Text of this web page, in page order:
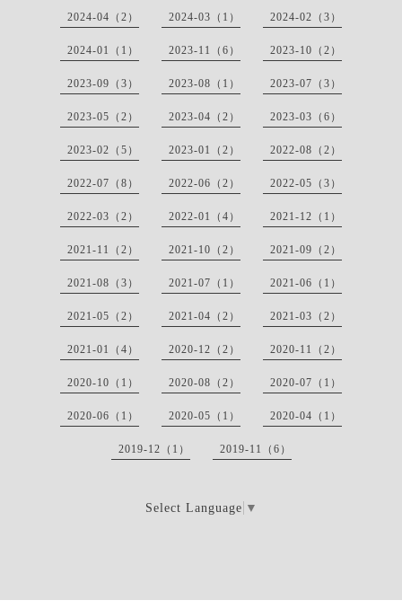
2024-04（2） 2024-03（1） 2024-02（3）
2024-01（1） 2023-11（6） 2023-10（2）
2023-09（3） 2023-08（1） 2023-07（3）
2023-05（2） 2023-04（2） 2023-03（6）
2023-02（5） 2023-01（2） 2022-08（2）
2022-07（8） 2022-06（2） 2022-05（3）
2022-03（2） 2022-01（4） 2021-12（1）
2021-11（2） 2021-10（2） 2021-09（2）
2021-08（3） 2021-07（1） 2021-06（1）
2021-05（2） 2021-04（2） 2021-03（2）
2021-01（4） 2020-12（2） 2020-11（2）
2020-10（1） 2020-08（2） 2020-07（1）
2020-06（1） 2020-05（1） 2020-04（1）
2019-12（1） 2019-11（6）
Select Language ▼